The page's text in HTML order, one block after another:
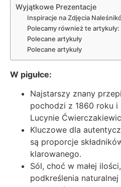
Wyjątkowe Prezentacje
Inspiracje na Zdjęcia
Polecamy również te artykuły:
Polecane artykuły
Polecane artykuły
W pigułce:
Najstarszy znany
pochodzi z 1860 roku
Lucynie
Kluczowe dla
są proporcje
klarowanego.
Sól, choć w małej
podkreślenia